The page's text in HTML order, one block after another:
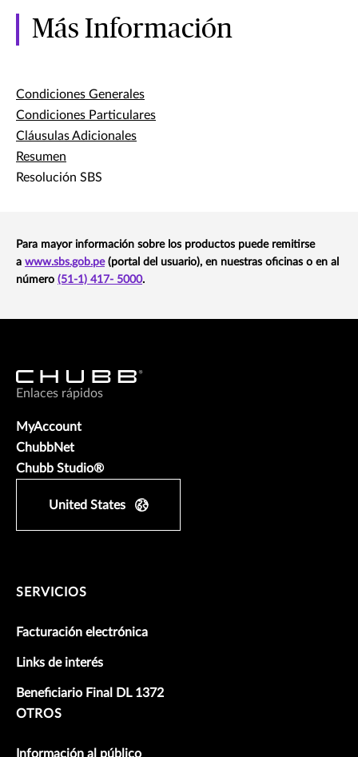
Más Información
Condiciones Generales
Condiciones Particulares
Cláusulas Adicionales
Resumen
Resolución SBS
Para mayor información sobre los productos puede remitirse
a www.sbs.gob.pe(portal del usuario), en nuestras oficinas o en al
número (51-1) 417- 5000.
Enlaces rápidos
MyAccount
ChubbNet
Chubb Studio®
United States
SERVICIOS
Facturación electrónica
Links de interés
Beneficiario Final DL 1372
OTROS
Información al público